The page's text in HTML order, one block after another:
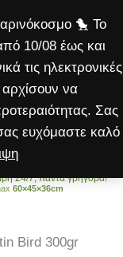
🐤 Το
10/08 έως και
τις ηλεκτρονικές
να
Σας
ευχόμαστε καλό
24/7, πάντα γρήγορα!
60×45×36cm
Bird 300gr